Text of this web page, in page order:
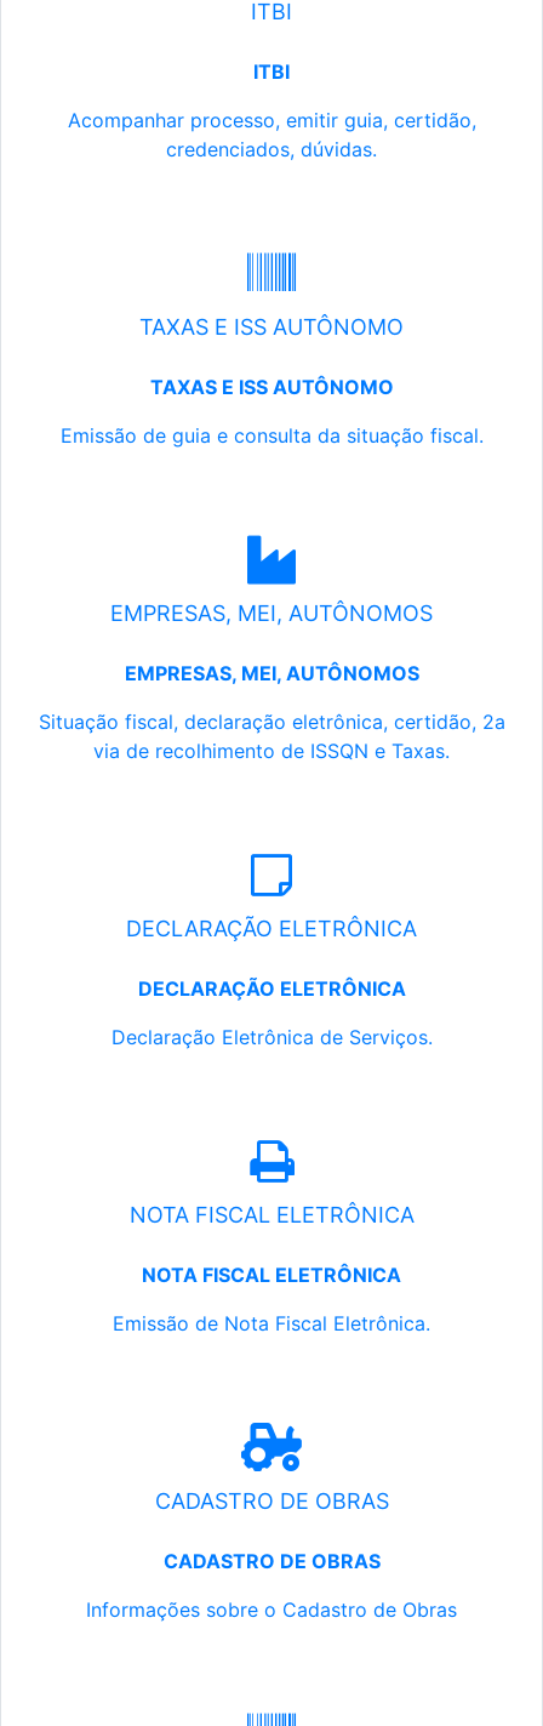
ITBI
ITBI
Acompanhar processo, emitir guia, certidão,
credenciados, dúvidas.
TAXAS E ISS AUTÔNOMO
TAXAS E ISS AUTÔNOMO
Emissão de guia e consulta da situação fiscal.
EMPRESAS, MEI, AUTÔNOMOS
EMPRESAS, MEI, AUTÔNOMOS
Situação fiscal, declaração eletrônica, certidão, 2a
via de recolhimento de ISSQN e Taxas.
DECLARAÇÃO ELETRÔNICA
DECLARAÇÃO ELETRÔNICA
Declaração Eletrônica de Serviços.
NOTA FISCAL ELETRÔNICA
NOTA FISCAL ELETRÔNICA
Emissão de Nota Fiscal Eletrônica.
CADASTRO DE OBRAS
CADASTRO DE OBRAS
Informações sobre o Cadastro de Obras